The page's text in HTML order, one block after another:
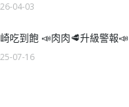
04-03
吃到飽 📣肉肉🥩升級警報📣
07-16